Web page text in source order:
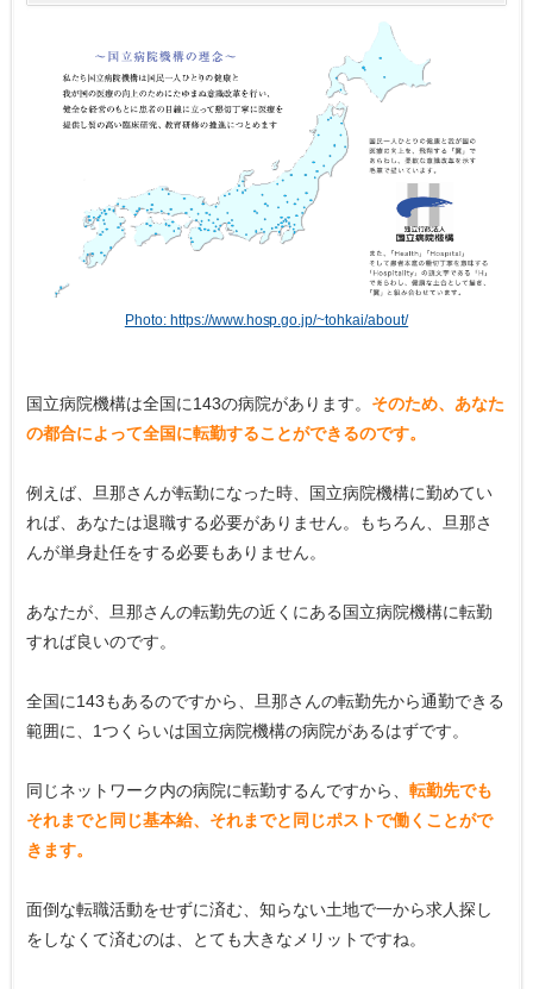
Photo: https://www.hosp.go.jp/~tohkai/about/
国立病院機構は全国に143の病院があります。 そのため、あなた
の都合によって全国に転勤することができるのです。
例えば、旦那さんが転勤になった時、国立病院機構に勤めてい
れば、あなたは退職する必要がありません。もちろん、旦那さ
んが単身赴任をする必要もありません。
あなたが、旦那さんの転勤先の近くにある国立病院機構に転勤
すれば良いのです。
全国に143もあるのですから、旦那さんの転勤先から通勤できる
範囲に、1つくらいは国立病院機構の病院があるはずです。
同じネットワーク内の病院に転勤するんですから、 転勤先でも
それまでと同じ基本給、それまでと同じポストで働くことがで
きます。
面倒な転職活動をせずに済む、知らない土地で一から求人探し
をしなくて済むのは、とても大きなメリットですね。